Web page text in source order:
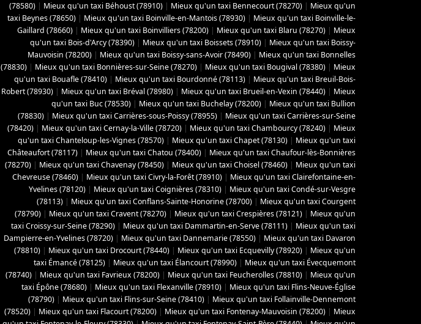
(78580) | Mieux qu'un taxi Béhoust (78910) | Mieux qu'un taxi Bennecourt (78270) | Mieux qu'un
taxi Beynes (78650) | Mieux qu'un taxi Boinville-en-Mantois (78930) | Mieux qu'un taxi Boinville-le-
Gaillard (78660) | Mieux qu'un taxi Boinvilliers (78200) | Mieux qu'un taxi Blaru (78270) | Mieux
qu'un taxi Bois-d'Arcy (78390) | Mieux qu'un taxi Boissets (78910) | Mieux qu'un taxi Boissy-
Mauvoisin (78200) | Mieux qu'un taxi Boissy-sans-Avoir (78490) | Mieux qu'un taxi Bonnelles
(78830) | Mieux qu'un taxi Bonnières-sur-Seine (78270) | Mieux qu'un taxi Bougival (78380) | Mieux
qu'un taxi Bouafle (78410) | Mieux qu'un taxi Bourdonné (78113) | Mieux qu'un taxi Breuil-Bois-
Robert (78930) | Mieux qu'un taxi Bréval (78980) | Mieux qu'un taxi Brueil-en-Vexin (78440) | Mieux
qu'un taxi Buc (78530) | Mieux qu'un taxi Buchelay (78200) | Mieux qu'un taxi Bullion
(78830) | Mieux qu'un taxi Carrières-sous-Poissy (78955) | Mieux qu'un taxi Carrières-sur-Seine
(78420) | Mieux qu'un taxi Cernay-la-Ville (78720) | Mieux qu'un taxi Chambourcy (78240) | Mieux
qu'un taxi Chanteloup-les-Vignes (78570) | Mieux qu'un taxi Chapet (78130) | Mieux qu'un taxi
Châteaufort (78117) | Mieux qu'un taxi Chatou (78400) | Mieux qu'un taxi Chaufour-lès-Bonnières
(78270) | Mieux qu'un taxi Chavenay (78450) | Mieux qu'un taxi Choisel (78460) | Mieux qu'un taxi
Chevreuse (78460) | Mieux qu'un taxi Civry-la-Forêt (78910) | Mieux qu'un taxi Clairefontaine-en-
Yvelines (78120) | Mieux qu'un taxi Coignières (78310) | Mieux qu'un taxi Condé-sur-Vesgre
(78113) | Mieux qu'un taxi Conflans-Sainte-Honorine (78700) | Mieux qu'un taxi Courgent
(78790) | Mieux qu'un taxi Cravent (78270) | Mieux qu'un taxi Crespières (78121) | Mieux qu'un
taxi Croissy-sur-Seine (78290) | Mieux qu'un taxi Dammartin-en-Serve (78111) | Mieux qu'un taxi
Dampierre-en-Yvelines (78720) | Mieux qu'un taxi Dannemarie (78550) | Mieux qu'un taxi Davaron
(78810) | Mieux qu'un taxi Drocourt (78440) | Mieux qu'un taxi Ecquevilly (78920) | Mieux qu'un
taxi Émancé (78125) | Mieux qu'un taxi Élancourt (78990) | Mieux qu'un taxi Évecquemont
(78740) | Mieux qu'un taxi Favrieux (78200) | Mieux qu'un taxi Feucherolles (78810) | Mieux qu'un
taxi Épône (78680) | Mieux qu'un taxi Flexanville (78910) | Mieux qu'un taxi Flins-Neuve-Église
(78790) | Mieux qu'un taxi Flins-sur-Seine (78410) | Mieux qu'un taxi Follainville-Dennemont
(78520) | Mieux qu'un taxi Flacourt (78200) | Mieux qu'un taxi Fontenay-Mauvoisin (78200) | Mieux